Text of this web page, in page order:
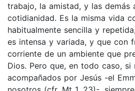
trabajo, la amistad, y las demás
cotidianidad. Es la misma vida
habitualmente sencilla y
es intensa y variada, y que con
corriente de un ambiente que
Dios. Pero que, en todo caso, si
acompañados por Jesús -el